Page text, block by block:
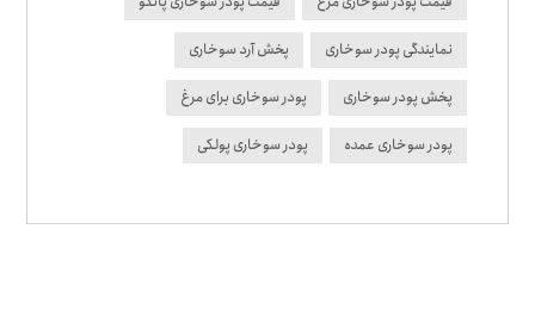
نمایندگی پودر سوخاری پخش آرد سوخاری
پخش پودر سوخاری پودر سوخاری برای مرغ
پودر سوخاری عمده پودر سوخاری پولکی